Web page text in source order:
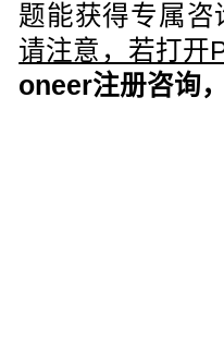
题能获得专属
请注意，若打开
oneer注册咨询